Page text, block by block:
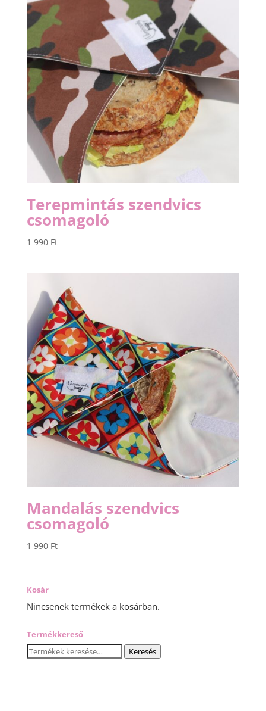
Terepmintás szendvics
csomagoló
1 990 Ft
Mandalás szendvics
csomagoló
1 990 Ft
Kosár
Nincsenek termékek a kosárban.
Termékkereső
Keresés
Keresés